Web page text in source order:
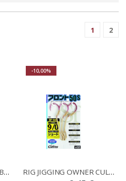
1 2
RIGGING ΓΙΑ JIGGING SABIKI GLOW OWNER No 5/0
-10,00%
RIG JIGGING OWNER CULTIVA SF-50S N 9/0